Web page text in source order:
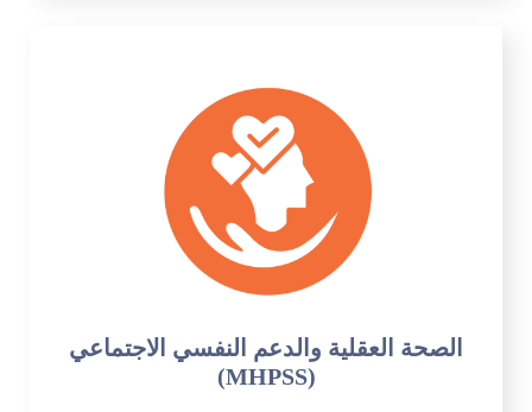
الصحة العقلية والدعم النفسي الاجتماعي
(MHPSS)